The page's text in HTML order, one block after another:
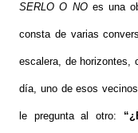
SERLO O NOes una
consta de varias
escalera, de horizontes,
día, uno de esos
le pregunta al otro: